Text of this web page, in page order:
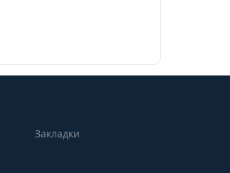
Закладки